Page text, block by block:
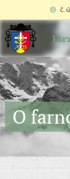
č.
O